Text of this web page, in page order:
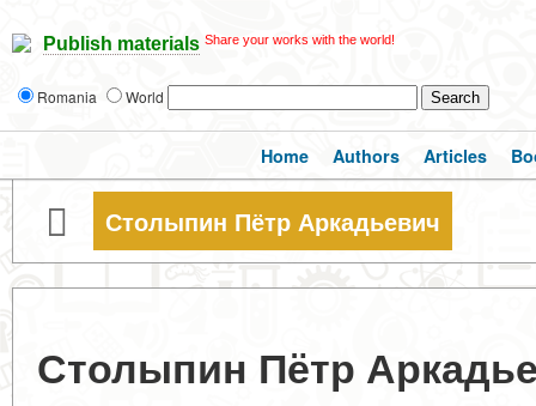
Publish materials Share your works with the world!
Romania World
Home Authors Articles
Столыпин Пётр Аркадьевич
Столыпин Пётр